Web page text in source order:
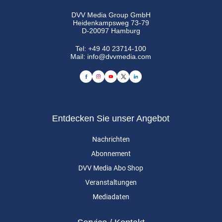
DVV Media Group GmbH
Heidenkampsweg 73-79
D-20097 Hamburg
Tel:+49 40 23714-100
Mail: info@dvvmedia.com
Entdecken Sie unser Angebot
Nachrichten
Abonnement
DVV Media Abo Shop
Veranstaltungen
Mediadaten